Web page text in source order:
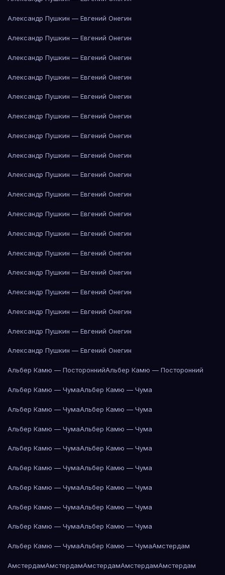
Александр Пушкин — Евгений Онегин
Александр Пушкин — Евгений Онегин
Александр Пушкин — Евгений Онегин
Александр Пушкин — Евгений Онегин
Александр Пушкин — Евгений Онегин
Александр Пушкин — Евгений Онегин
Александр Пушкин — Евгений Онегин
Александр Пушкин — Евгений Онегин
Александр Пушкин — Евгений Онегин
Александр Пушкин — Евгений Онегин
Александр Пушкин — Евгений Онегин
Александр Пушкин — Евгений Онегин
Александр Пушкин — Евгений Онегин
Александр Пушкин — Евгений Онегин
Александр Пушкин — Евгений Онегин
Александр Пушкин — Евгений Онегин
Александр Пушкин — Евгений Онегин
Александр Пушкин — Евгений Онегин
Альбер Камю — ПостороннийАльбер Камю — Посторонний
Альбер Камю — ЧумаАльбер Камю — Чума
Альбер Камю — ЧумаАльбер Камю — Чума
Альбер Камю — ЧумаАльбер Камю — Чума
Альбер Камю — ЧумаАльбер Камю — Чума
Альбер Камю — ЧумаАльбер Камю — Чума
Альбер Камю — ЧумаАльбер Камю — Чума
Альбер Камю — ЧумаАльбер Камю — Чума
Альбер Камю — ЧумаАльбер Камю — Чума
Альбер Камю — ЧумаАльбер Камю — ЧумаАмстердам
АмстердамАмстердамАмстердамАмстердамАмстердам